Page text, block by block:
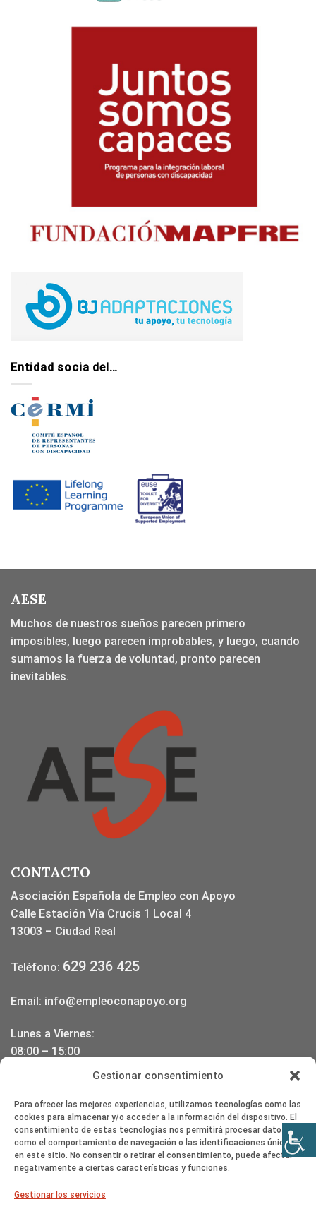
Gestionar consentimiento
Para ofrecer las mejores experiencias, utilizamos tecnologías como las
cookies para almacenar y/o acceder a la información del dispositivo. El
consentimiento de estas tecnologías nos permitirá procesar datos
como el comportamiento de navegación o las identificaciones únicas
en este sitio. No consentir o retirar el consentimiento, puede afectar
negativamente a ciertas características y funciones.
Gestionar los servicios
Entidad socia del…
AESE
Muchos de nuestros sueños parecen primero
imposibles, luego parecen improbables, y luego, cuando
sumamos la fuerza de voluntad, pronto parecen
inevitables.
CONTACTO
Asociación Española de Empleo con Apoyo
Calle Estación Vía Crucis 1 Local 4
13003 – Ciudad Real
Teléfono: 629 236 425
Email: info@empleoconapoyo.org
Lunes a Viernes:
08:00 – 15:00
DONDE ESTAMOS